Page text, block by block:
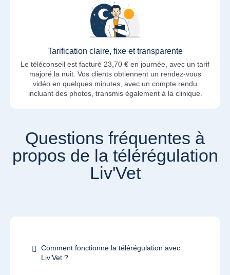
Tarification claire, fixe et transparente
Le téléconseil est facturé 23,70 € en journée, avec un tarif
majoré la nuit. Vos clients obtiennent un rendez-vous
vidéo en quelques minutes, avec un compte rendu
incluant des photos, transmis également à la clinique.
Questions fréquentes à
propos de la télérégulation
Liv'Vet
Comment fonctionne la télérégulation avec
Liv’Vet ?